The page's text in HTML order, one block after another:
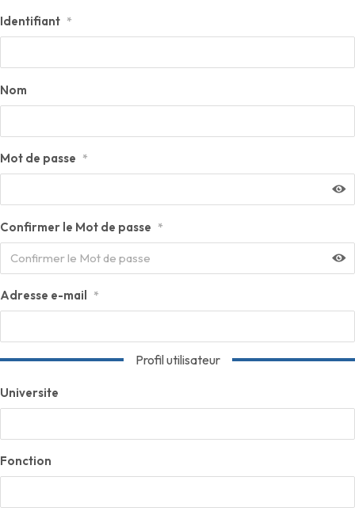
Identifiant *
Nom
Mot de passe *
Confirmer le Mot de passe *
Adresse e-mail *
Profil utilisateur
Universite
Fonction